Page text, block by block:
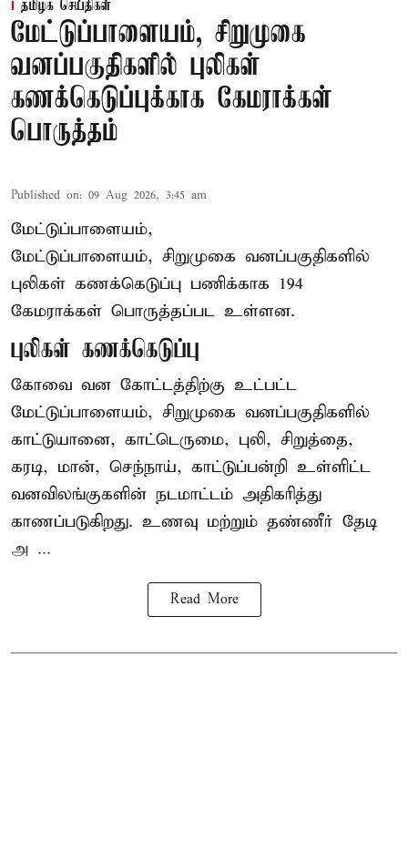
தமிழக செய்திகள்
மேட்டுப்பாளையம், சிறுமுகை
வனப்பகுதிகளில் புலிகள்
கணக்கெடுப்புக்காக கேமராக்கள்
பொருத்தம்
Published on: 09 Aug 2026, 3:45 am
மேட்டுப்பாளையம்,
மேட்டுப்பாளையம், சிறுமுகை வனப்பகுதிகளில்
புலிகள் கணக்கெடுப்பு பணிக்காக 194
கேமராக்கள் பொருத்தப்பட உள்ளன.
புலிகள் கணக்கெடுப்பு
கோவை வன கோட்டத்திற்கு உட்பட்ட
மேட்டுப்பாளையம், சிறுமுகை வனப்பகுதிகளில்
காட்டுயானை, காட்டெருமை, புலி, சிறுத்தை,
கரடி, மான், செந்நாய், காட்டுப்பன்றி உள்ளிட்ட
வனவிலங்குகளின் நடமாட்டம் அதிகரித்து
காணப்படுகிறது. உணவு மற்றும் தண்ணீர் தேடி
அ ...
Read More